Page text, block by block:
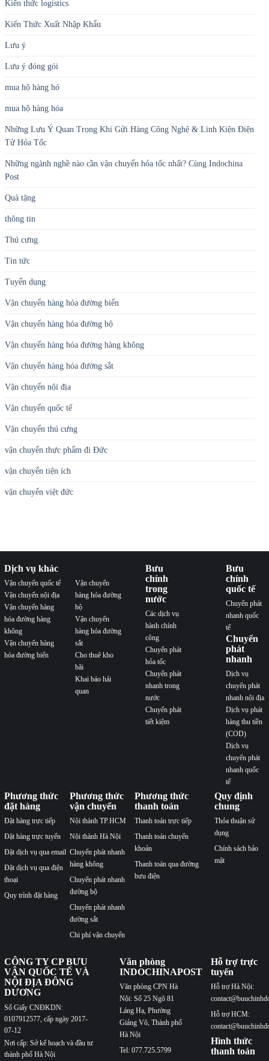
Kiến thức logistics
Kiến Thức Xuất Nhập Khẩu
Lưu ý
Lưu ý đóng gói
mua hộ hàng hó
mua hộ hàng hóa
Những Lưu Ý Quan Trọng Khi Gửi Hàng Công Nghệ & Linh Kiện Điện
Tử Hỏa Tốc
Những ngành nghề nào cần vận chuyển hỏa tốc nhất? Cùng Indochina
Post
Quà tặng
thông tin
Thú cưng
Tin tức
Tuyển dụng
Vận chuyển hàng hóa đường biển
Vận chuyển hàng hóa đường bộ
Vận chuyển hàng hóa đường hàng không
Vận chuyển hàng hóa đường sắt
Vận chuyển nội địa
Vận chuyển quốc tế
Vận chuyển thú cưng
vận chuyển thực phẩm đi Đức
vận chuyển tiện ích
vận chuyển việt đức
Dịch vụ khác
Vận chuyển quốc tế
Vận chuyển nội địa
Vận chuyển hàng
hóa đường hàng
không
Vận chuyển hàng
hóa đường biển
Vận chuyển
hàng hóa đường
bộ
Vận chuyển
hàng hóa đường
sắt
Cho thuê kho
bãi
Khai báo hải
quan
Bưu
chính
trong
nước
Các dịch vụ
hành chính
công
Chuyển phát
hỏa tốc
Chuyển phát
nhanh trong
nước
Chuyển phát
tiết kiệm
Bưu
chính
quốc tế
Chuyển phát
nhanh quốc
tế
Chuyển
phát
nhanh
Dịch vụ
chuyển phát
nhanh nội địa
Dịch vụ phát
hàng thu tiền
(COD)
Dịch vụ
chuyển phát
nhanh quốc
tế
Phương thức
đặt hàng
Đặt hàng trực tiếp
Đặt hàng trực tuyến
Đặt dịch vụ qua email
Đặt dịch vụ qua điện
thoại
Quy trình đặt hàng
Phương thức
vận chuyển
Nội thành TP.HCM
Nội thành Hà Nội
Chuyển phát nhanh
hàng không
Chuyển phát nhanh
đường bộ
Chuyển phát nhanh
đường sắt
Chi phí vận chuyển
Phương thức
thanh toán
Thanh toán trực tiếp
Thanh toán chuyển
khoản
Thanh toán qua đường
bưu điện
Quy định
chung
Thỏa thuận sử
dụng
Chính sách bảo
mật
CÔNG TY CP BƯU
VẬN QUỐC TẾ VÀ
NỘI ĐỊA ĐÔNG
DƯƠNG
Số Giấy CNĐKDN:
0107912577, cấp ngày 2017-
07-12
Nơi cấp: Sở kế hoạch và đầu tư
thành phố Hà Nội
Văn phòng
INDOCHINAPOST
Văn phòng CPN Hà
Nội: Số 25 Ngõ 81
Láng Hạ, Phường
Giảng Võ, Thành phố
Hà Nội
Tel: 077.725.5799
Hỗ trợ trực
tuyến
Hỗ trợ Hà Nội:
Hỗ trợ HCM:
Hình thức
thanh toán